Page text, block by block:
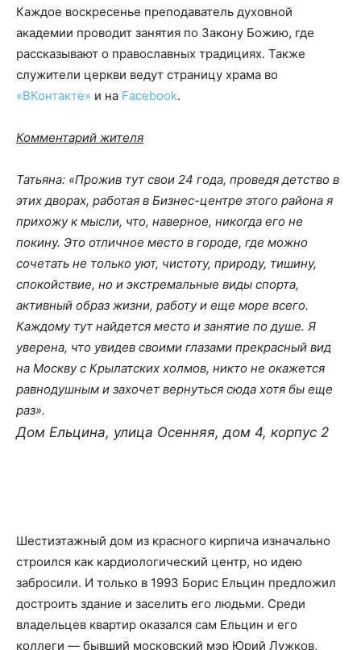
Каждое воскресенье преподаватель духовной
академии проводит занятия по Закону Божию, где
рассказывают о православных традициях. Также
служители церкви ведут страницу храма во
«ВКонтакте» и на Facebook.
Комментарий жителя
Татьяна: «Прожив тут свои 24 года, проведя детство в
этих дворах, работая в Бизнес-центре этого района я
прихожу к мысли, что, наверное, никогда его не
покину. Это отличное место в городе, где можно
сочетать не только уют, чистоту, природу, тишину,
спокойствие, но и экстремальные виды спорта,
активный образ жизни, работу и еще море всего.
Каждому тут найдется место и занятие по душе. Я
уверена, что увидев своими глазами прекрасный вид
на Москву с Крылатских холмов, никто не окажется
равнодушным и захочет вернуться сюда хотя бы еще
раз».
Дом Ельцина, улица Осенняя, дом 4, корпус 2
Шестиэтажный дом из красного кирпича изначально
строился как кардиологический центр, но идею
забросили. И только в 1993 Борис Ельцин предложил
достроить здание и заселить его людьми. Среди
владельцев квартир оказался сам Ельцин и его
коллеги — бывший московский мэр Юрий Лужков,